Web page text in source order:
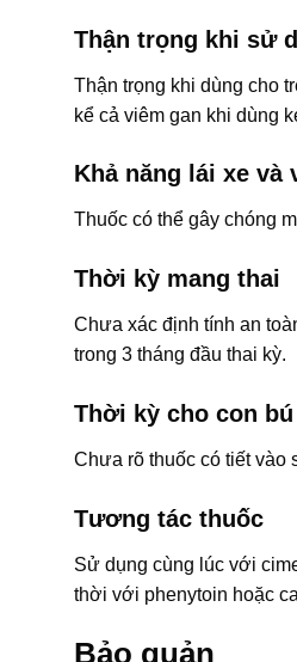
Thận trọng khi sử
Thận trọng khi dùng cho
kể cả viêm gan khi dùng
Khả năng lái xe và
Thuốc có thể gây chóng
Thời kỳ mang thai
Chưa xác định tính an
trong 3 tháng đầu thai kỳ.
Thời kỳ cho con bú
Chưa rõ thuốc có tiết vào
Tương tác thuốc
Sử dụng cùng lúc với
thời với phenytoin hoặc
Bảo quản